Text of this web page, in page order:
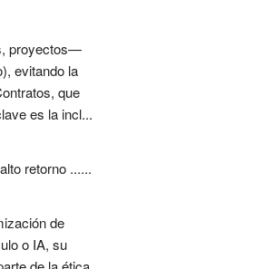
proyectos—
evitando la
que
es la incl...
retorno ......
de
o IA, su